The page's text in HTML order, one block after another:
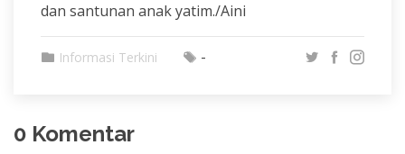
dan santunan anak yatim./Aini
Informasi Terkini -
0 Komentar